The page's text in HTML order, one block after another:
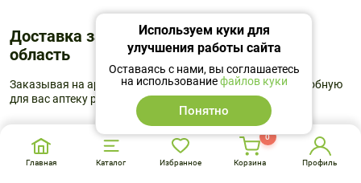
Доставка заказа Москва и Московская
область
Заказывая на aptstore.ru, можно выбрать доставку в удобную
для вас аптеку рядом с домом или по дороге на работу.
Самовывоз из аптеки
Главная Каталог Избранное Корзина
0
Профиль
Используем куки для
улучшения работы сайта
Оставаясь с нами, вы соглашаетесь
на использованиефайлов куки
Понятно